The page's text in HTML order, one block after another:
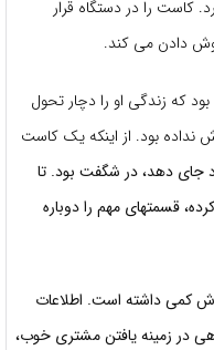
را در دستگاه قرار
دادن می کند.
که زندگی او را دچار تحول
نداده بود. از اینکه یک کاست
جای دهد، در شگفت بود. تا
قسمتهای مهم را دوباره
کمی داشته است. اطلاعات
در زمینه یافتن مشتری خوب،